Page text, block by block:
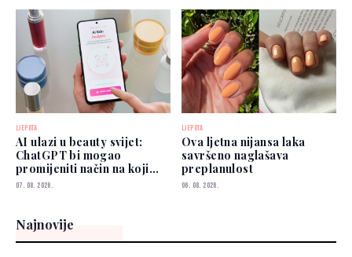
LJEPOTA
AI ulazi u beauty svijet:
ChatGPT bi mogao
promijeniti način na koji
biramo šminku
07. 08. 2026.
LJEPOTA
Ova ljetna nijansa laka
savršeno naglašava
preplanulost
06. 08. 2026.
Najnovije